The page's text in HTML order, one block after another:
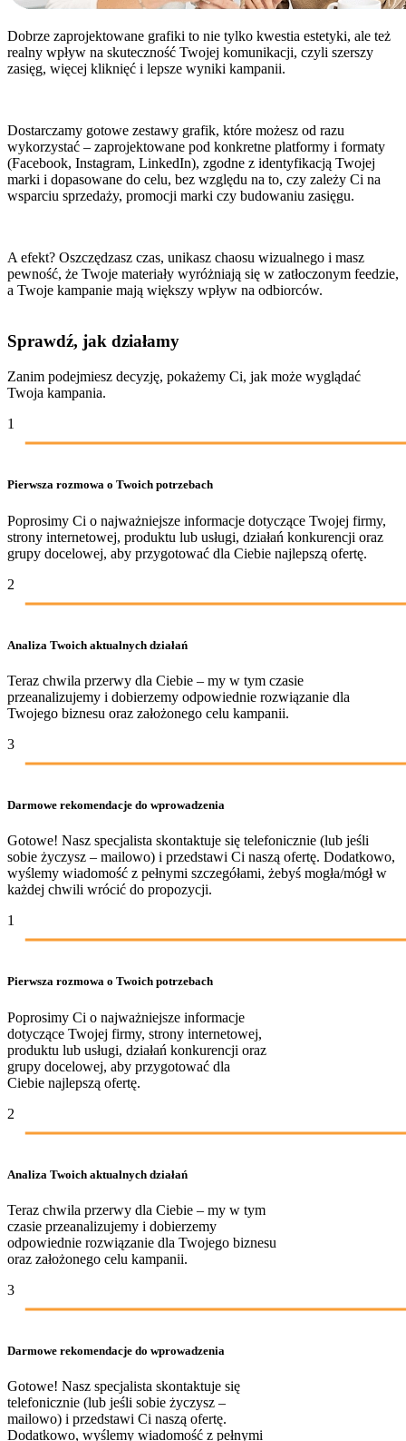
Dobrze zaprojektowane grafiki to nie tylko kwestia estetyki, ale też
realny wpływ na skuteczność Twojej komunikacji, czyli szerszy
zasięg, więcej kliknięć i lepsze wyniki kampanii.
Dostarczamy gotowe zestawy grafik, które możesz od razu
wykorzystać – zaprojektowane pod konkretne platformy i formaty
(Facebook, Instagram, LinkedIn), zgodne z identyfikacją Twojej
marki i dopasowane do celu, bez względu na to, czy zależy Ci na
wsparciu sprzedaży, promocji marki czy budowaniu zasięgu.
A efekt? Oszczędzasz czas, unikasz chaosu wizualnego i masz
pewność, że Twoje materiały wyróżniają się w zatłoczonym feedzie,
a Twoje kampanie mają większy wpływ na odbiorców.
Sprawdź, jak działamy
Zanim podejmiesz decyzję, pokażemy Ci, jak może wyglądać
Twoja kampania.
1
Pierwsza rozmowa o Twoich potrzebach
Poprosimy Ci o najważniejsze informacje dotyczące Twojej firmy,
strony internetowej, produktu lub usługi, działań konkurencji oraz
grupy docelowej, aby przygotować dla Ciebie najlepszą ofertę.
2
Analiza Twoich aktualnych działań
Teraz chwila przerwy dla Ciebie – my w tym czasie
przeanalizujemy i dobierzemy odpowiednie rozwiązanie dla
Twojego biznesu oraz założonego celu kampanii.
3
Darmowe rekomendacje do wprowadzenia
Gotowe! Nasz specjalista skontaktuje się telefonicznie (lub jeśli
sobie życzysz – mailowo) i przedstawi Ci naszą ofertę. Dodatkowo,
wyślemy wiadomość z pełnymi szczegółami, żebyś mogła/mógł w
każdej chwili wrócić do propozycji.
1
Pierwsza rozmowa o Twoich potrzebach
Poprosimy Ci o najważniejsze informacje
dotyczące Twojej firmy, strony internetowej,
produktu lub usługi, działań konkurencji oraz
grupy docelowej, aby przygotować dla
Ciebie najlepszą ofertę.
2
Analiza Twoich aktualnych działań
Teraz chwila przerwy dla Ciebie – my w tym
czasie przeanalizujemy i dobierzemy
odpowiednie rozwiązanie dla Twojego biznesu
oraz założonego celu kampanii.
3
Darmowe rekomendacje do wprowadzenia
Gotowe! Nasz specjalista skontaktuje się
telefonicznie (lub jeśli sobie życzysz –
mailowo) i przedstawi Ci naszą ofertę.
Dodatkowo, wyślemy wiadomość z pełnymi